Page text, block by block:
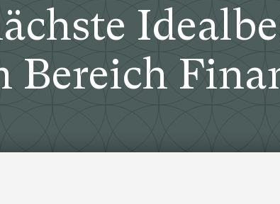
Bereich